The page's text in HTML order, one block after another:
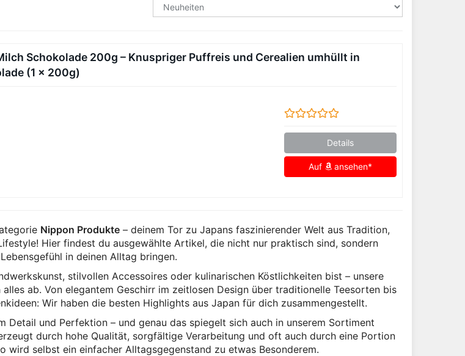
Schokolade 200g – Knuspriger Puffreis und Cerealien umhüllt in
(1 x 200g)
Details
Auf ansehen*
Nippon Produkte– deinem Tor zu Japans faszinierender Welt aus Tradition,
Hier findest du ausgewählte Artikel, die nicht nur praktisch sind, sondern
in deinen Alltag bringen.
stilvollen Accessoires oder kulinarischen Köstlichkeiten bist – unsere
ab. Von elegantem Geschirr im zeitlosen Design über traditionelle Teesorten bis
Wir haben die besten Highlights aus Japan für dich zusammengestellt.
Detail und Perfektion – und genau das spiegelt sich auch in unserem Sortiment
durch hohe Qualität, sorgfältige Verarbeitung und oft auch durch eine Portion
wird selbst ein einfacher Alltagsgegenstand zu etwas Besonderem.